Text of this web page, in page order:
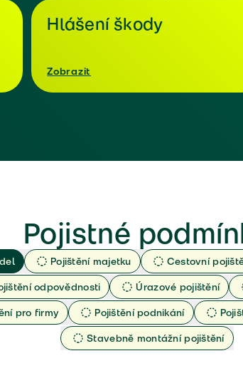
Hlášení škody
Zobrazit
Pojistné
Pojištění majetku Cestovní
odpovědnosti
Úrazové pojištění
pro firmy
Pojištění podnikání
Stavebně montážní pojištění